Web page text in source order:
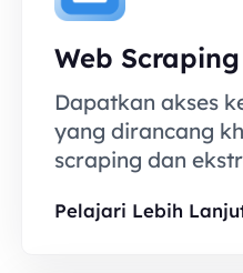
Web Scraping
Dapatkan akses
yang dirancang
scraping dan
Pelajari Lebih